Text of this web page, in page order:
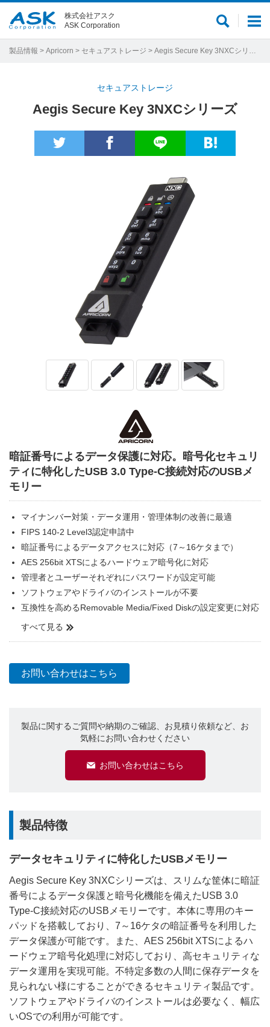
メ
ュ
サ
ト
株式会社アスク
ASK Corporation
製品情報 > Apricorn > セキュアストレージ > Aegis Secure Key 3NXCシリーズ
セキュアストレージ
Aegis Secure Key 3NXCシリーズ
暗証番号によるデータ保護に対応。暗号化セキュリ
ティに特化したUSB 3.0 Type-C接続対応のUSBメ
モリー
マイナンバー対策・データ運用・管理体制の改善に最適
FIPS 140-2 Level3認定申請中
暗証番号によるデータアクセスに対応（7～16ケタまで）
AES 256bit XTSによるハードウェア暗号化に対応
管理者とユーザーそれぞれにパスワードが設定可能
ソフトウェアやドライバのインストールが不要
互換性を高めるRemovable Media/Fixed Diskの設定変更に対応
すべて見る
お問い合わせはこちら
製品に関するご質問や納期のご確認、お見積り依頼など、お
気軽にお問い合わせください
お問い合わせはこちら
製品特徴
データセキュリティに特化したUSBメモリー
Aegis Secure Key 3NXCシリーズは、スリムな筐体に暗証
番号によるデータ保護と暗号化機能を備えたUSB 3.0
Type-C接続対応のUSBメモリーです。本体に専用のキー
パッドを搭載しており、7～16ケタの暗証番号を利用した
データ保護が可能です。また、AES 256bit XTSによるハ
ードウェア暗号化処理に対応しており、高セキュリティな
データ運用を実現可能。不特定多数の人間に保存データを
見られない様にすることができるセキュリティ製品です。
ソフトウェアやドライバのインストールは必要なく、幅広
いOSでの利用が可能です。